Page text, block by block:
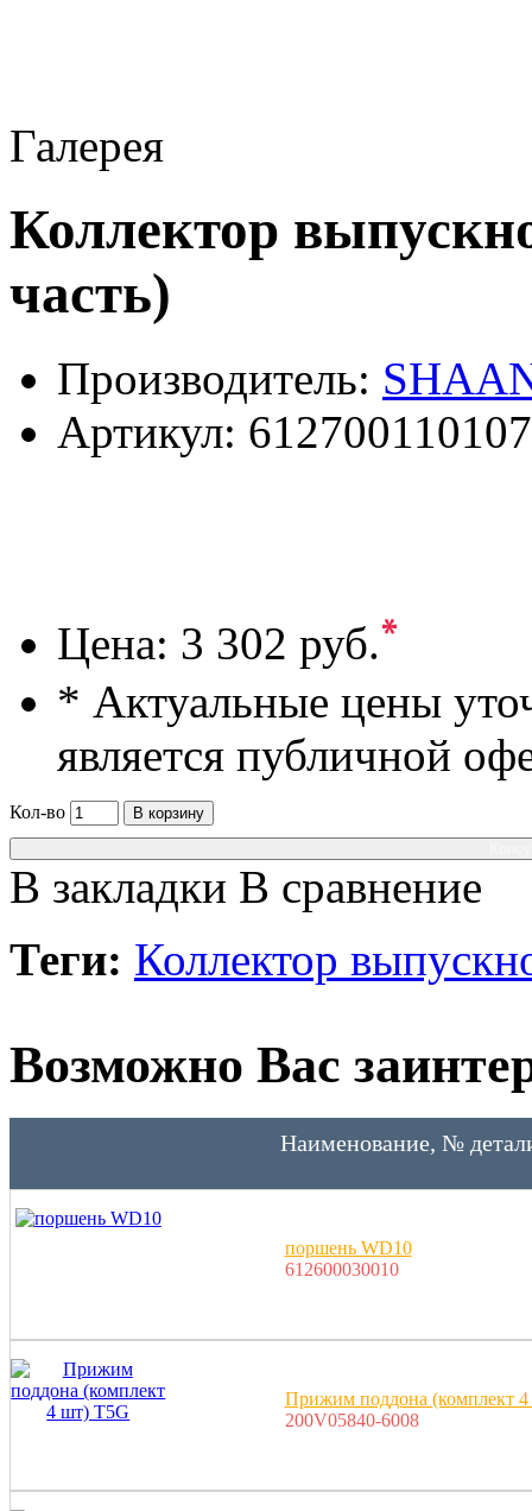
Галерея
Коллектор
часть)
Производитель:
Артикул: 612700110107
Цена: 3 302 руб.*
* Актуальные цены
является публичной
Кол-во
В корзину
В закладки В сравнение
Теги: Коллектор
Возможно Вас
Наименование, №
поршень WD10
612600030010
Прижим поддона (комплект
200V05840-6008